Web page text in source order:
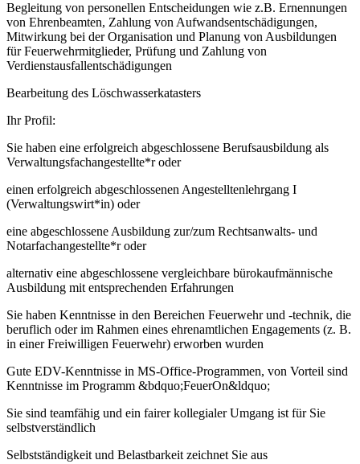
Begleitung von personellen Entscheidungen wie z.B. Ernennungen
von Ehrenbeamten, Zahlung von Aufwandsentschädigungen,
Mitwirkung bei der Organisation und Planung von Ausbildungen
für Feuerwehrmitglieder, Prüfung und Zahlung von
Verdienstausfallentschädigungen
Bearbeitung des Löschwasserkatasters
Ihr Profil:
Sie haben eine erfolgreich abgeschlossene Berufsausbildung als
Verwaltungsfachangestellte*r oder
einen erfolgreich abgeschlossenen Angestelltenlehrgang I
(Verwaltungswirt*in) oder
eine abgeschlossene Ausbildung zur/zum Rechtsanwalts- und
Notarfachangestellte*r oder
alternativ eine abgeschlossene vergleichbare bürokaufmännische
Ausbildung mit entsprechenden Erfahrungen
Sie haben Kenntnisse in den Bereichen Feuerwehr und -technik, die
beruflich oder im Rahmen eines ehrenamtlichen Engagements (z. B.
in einer Freiwilligen Feuerwehr) erworben wurden
Gute EDV-Kenntnisse in MS-Office-Programmen, von Vorteil sind
Kenntnisse im Programm &bdquo;FeuerOn&ldquo;
Sie sind teamfähig und ein fairer kollegialer Umgang ist für Sie
selbstverständlich
Selbstständigkeit und Belastbarkeit zeichnet Sie aus